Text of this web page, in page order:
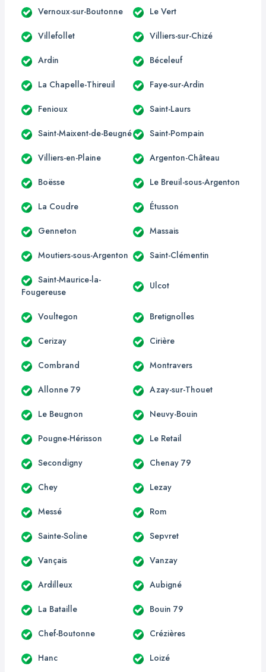
Vernoux-sur-Boutonne Le Vert
Villefollet Villiers-sur-Chizé
Ardin Béceleuf
La Chapelle-Thireuil Faye-sur-Ardin
Fenioux Saint-Laurs
Saint-Maixent-de-Beugné Saint-Pompain
Villiers-en-Plaine Argenton-Château
Boësse Le Breuil-sous-Argenton
La Coudre Étusson
Genneton Massais
Moutiers-sous-Argenton Saint-Clémentin
Saint-Maurice-la-
Fougereuse
Ulcot
Voultegon Bretignolles
Cerizay Cirière
Combrand Montravers
Allonne 79 Azay-sur-Thouet
Le Beugnon Neuvy-Bouin
Pougne-Hérisson Le Retail
Secondigny Chenay 79
Chey Lezay
Messé Rom
Sainte-Soline Sepvret
Vançais Vanzay
Ardilleux Aubigné
La Bataille Bouin 79
Chef-Boutonne Crézières
Hanc Loizé